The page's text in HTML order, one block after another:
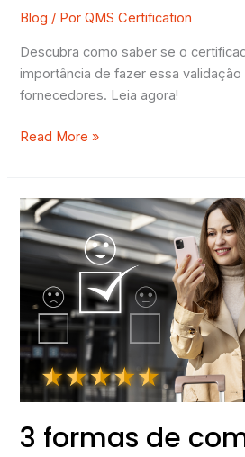
Blog / PorQMS Certification
Descubra como saber se o
importância de fazer essa
fornecedores. Leia agora!
Read More »
3 formas de
3
formas
compreender
Satisfação
cliente
aumentar
resultados